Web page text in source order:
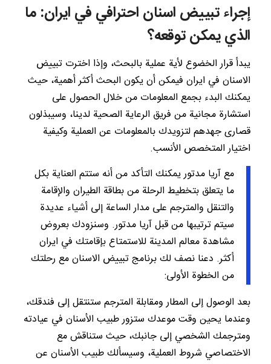
إجراء تبييض اسنان احترافي في ايران: ما
الذي يمكن توقعه؟
يبدأ قرار الخضوع لأية عملية بالبحث، وإذا اخترت تبييض
الاسنان في ايران فيمكن أن يكون البحث أكثر أهمية، حيث
يمكنك البدء بجمع المعلومات من خلال الحصول على
استشارة مجانية من فريق الرعاية الصحية لدينا، وسيبذلون
قصارى جهدهم لتزويدك بالمعلومات عن العملية وكيفية
اختيار المتخصص الأنسب.
مع آريا مدتور يمكنك التأكد من أنه ستتم العناية بكل
ما يتعلق بتخطيط الرحلة من بطاقة الطيران والإقامة
والتنقل والمترجم على مدار الساعة إلى أشياء عديدة
سيتم ترتيبها من قبل آريا مدتور. وسنزودك بعروض
مشاهدة معالم المدينة للاستمتاع بإقامتك في ايران
أكثر. دعنا نصف لك برنامج تبييض الاسنان مع رحلتك
من الخطوة الأولى:
بعد الوصول إلى المطار ومقابلة المترجم ستنتقل إلى فندقك،
وعندما يحين وقت موعدك ستزور طبيب الأسنان في عيادته
ومترجمك الشخصي إلى جانبك، حيث ستناقش مع
الاختصاصي شروط العملية، وسيسألك طبيب الأسنان عن